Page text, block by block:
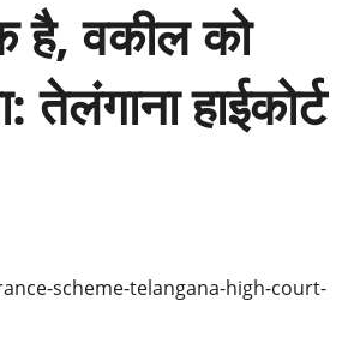
है, वकील को
हाईकोर्ट